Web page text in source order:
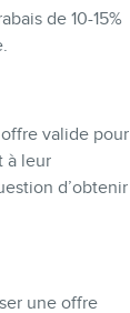
de 10-15%
valide pour
à leur
d’obtenir
une offre